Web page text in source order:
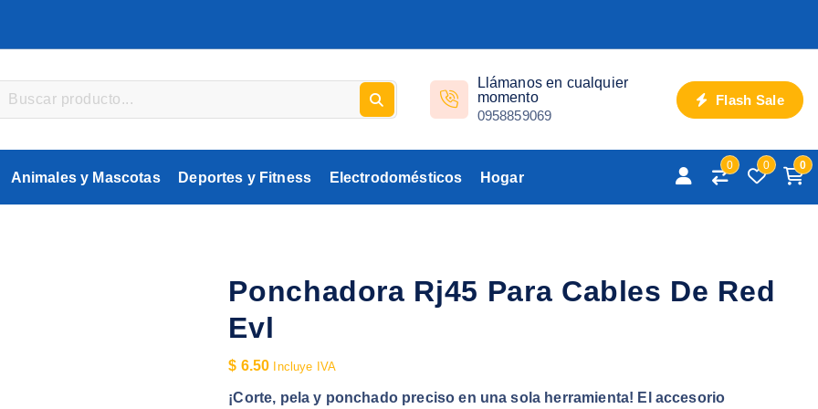
Llámanos en cualquier
momento
0958859069
Flash Sale
Animales y Mascotas Deportes y Fitness Electrodomésticos Hogar
0 0 0
Ponchadora Rj45 Para Cables De Red
Evl
$ 6.50 Incluye IVA
¡Corte, pela y ponchado preciso en una sola herramienta! El accesorio